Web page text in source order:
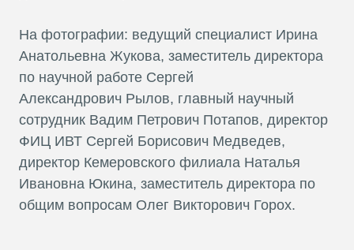
На фотографии: ведущий специалист Ирина
Анатольевна Жукова, заместитель директора
по научной работе Сергей
Александрович Рылов, главный научный
сотрудник Вадим Петрович Потапов, директор
ФИЦ ИВТ Сергей Борисович Медведев,
директор Кемеровского филиала Наталья
Ивановна Юкина, заместитель директора по
общим вопросам Олег Викторович Горох.